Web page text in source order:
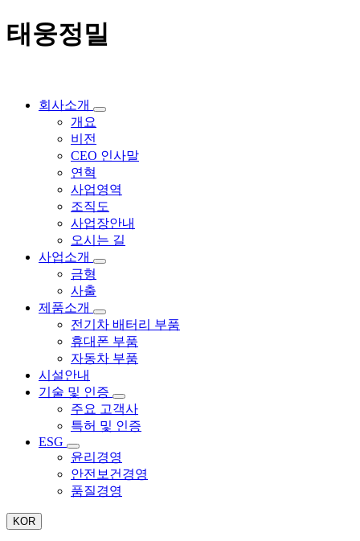
태웅정밀
회사소개
개요
비전
CEO 인사말
연혁
사업영역
조직도
사업장안내
오시는 길
사업소개
금형
사출
제품소개
전기차 배터리 부품
휴대폰 부품
자동차 부품
시설안내
기술 및 인증
주요 고객사
특허 및 인증
ESG
윤리경영
안전보건경영
품질경영
KOR